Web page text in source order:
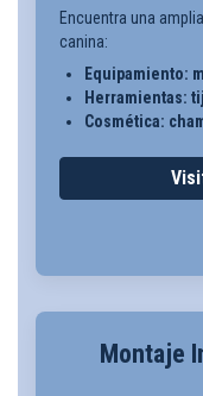
Encuentra una
canina:
Equipamiento:
Herramientas:
Cosmética:
Montaje